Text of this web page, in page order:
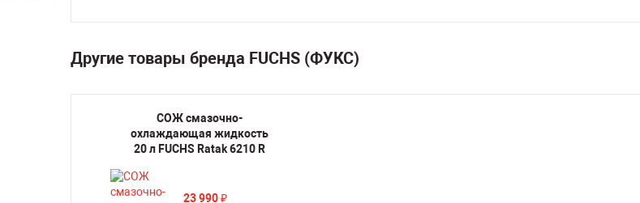
Другие товары бренда FUCHS (ФУКС)
СОЖ смазочно-
охлаждающая жидкость
20 л FUCHS Ratak 6210 R
23 990 ₽